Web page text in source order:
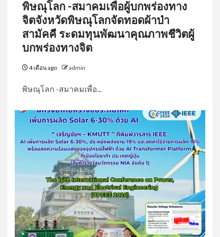
พิษณุโลก -สมาคมเพื่อผู้บกพร่องทาง
จิตจังหวัดพิษณุโลกจัดทอดผ้าป่า
สามัคคี ระดมทุนพัฒนาคุณภาพชีวิตผู้
บกพร่องทางจิต
4 เดือน ago admin
พิษณุโลก -สมาคมเพื่อ...